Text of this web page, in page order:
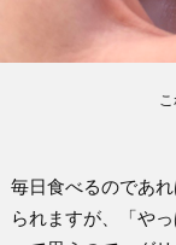
毎日食べるのであ
られますが、「や